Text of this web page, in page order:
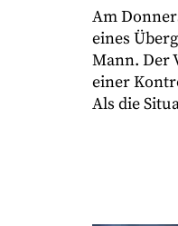
Am
eines
Mann. Der
einer
Als die